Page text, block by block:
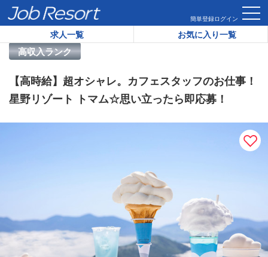
簡単登録ログイン
求人一覧 お気に入り一覧
HOME 求人一覧 【高時給】超オシャレ。カフェスタッフの
高収入ランク
リゾートバイト求人番号：
【高時給】超オシャレ。カフェスタッフのお仕事！
星野リゾート トマム☆思い立ったら即応募！